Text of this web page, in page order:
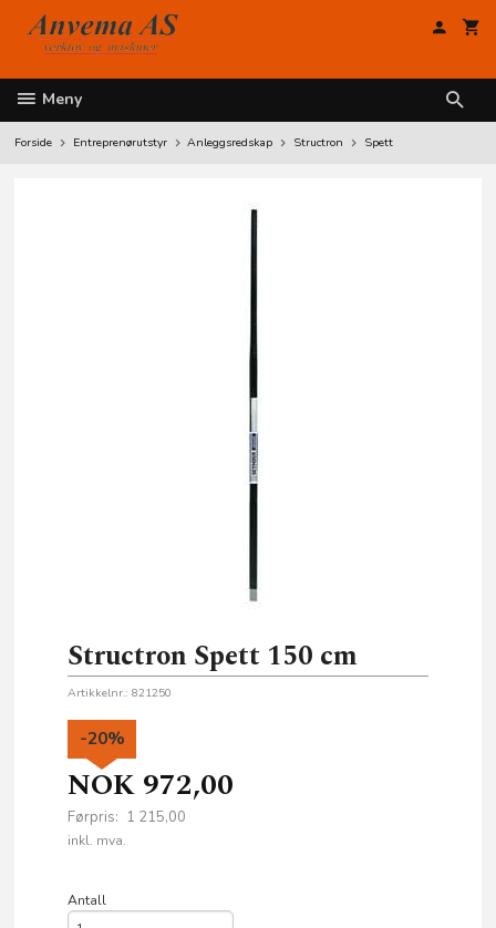
innholdet
Meny
Forside Entreprenørutstyr Anleggsredskap Structron Spett
Structron Spett 150 cm
Artikkelnr.: 821250
NOK 972,00
Førpris: 1 215,00
Rabatt
-20%
inkl. mva.
Antall